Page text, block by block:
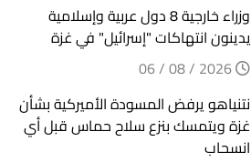
وزراء خارجية 8 دول عربية وإسلامية
يدينون انتهاكات "إسرائيل" في غزة
نتنياهو يرفض المسودة الأميركية بشأن
غزة ويتمسك بنزع سلاح حماس قبل أي
انسحاب